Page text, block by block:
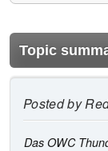
Topic
Posted by
Das OWC